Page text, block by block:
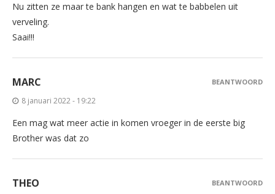
Nu zitten ze maar te bank hangen en wat te babbelen uit
verveling.
Saai!!!
MARC
8 januari 2022 - 19:22
Een mag wat meer actie in komen vroeger in de eerste big
Brother was dat zo
BEANTWOORD
THEO BEANTWOORD